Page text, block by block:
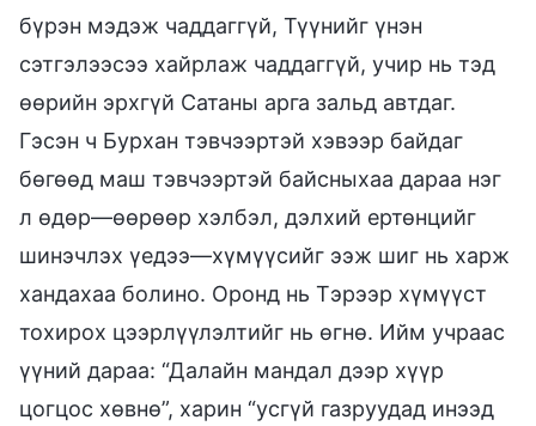
бүрэн мэдэж чаддаггүй, Түүнийг үнэн
сэтгэлээсээ хайрлаж чаддаггүй, учир нь тэд
өөрийн эрхгүй Сатаны арга зальд автдаг.
Гэсэн ч Бурхан тэвчээртэй хэвээр байдаг
бөгөөд маш тэвчээртэй байсныхаа дараа нэг
л өдөр—өөрөөр хэлбэл, дэлхий ертөнцийг
шинэчлэх үедээ—хүмүүсийг ээж шиг нь харж
хандахаа болино. Оронд нь Тэрээр хүмүүст
тохирох цээрлүүлэлтийг нь өгнө. Ийм учраас
үүний дараа: “Далайн мандал дээр хүүр
цогцос хөвнө”, харин “усгүй газруудад инээд